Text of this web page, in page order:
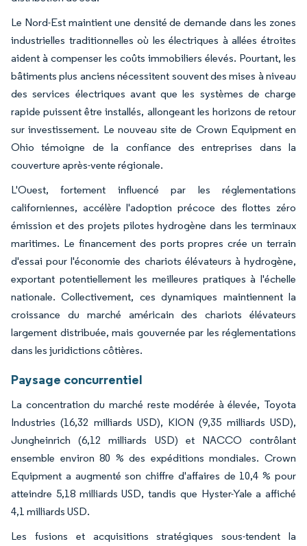
Le Nord-Est maintient une densité de demande dans les zones
industrielles traditionnelles où les électriques à allées étroites
aident à compenser les coûts immobiliers élevés. Pourtant, les
bâtiments plus anciens nécessitent souvent des mises à niveau
des services électriques avant que les systèmes de charge
rapide puissent être installés, allongeant les horizons de retour
sur investissement. Le nouveau site de Crown Equipment en
Ohio témoigne de la confiance des entreprises dans la
couverture après-vente régionale.
L'Ouest, fortement influencé par les réglementations
californiennes, accélère l'adoption précoce des flottes zéro
émission et des projets pilotes hydrogène dans les terminaux
maritimes. Le financement des ports propres crée un terrain
d'essai pour l'économie des chariots élévateurs à hydrogène,
exportant potentiellement les meilleures pratiques à l'échelle
nationale. Collectivement, ces dynamiques maintiennent la
croissance du marché américain des chariots élévateurs
largement distribuée, mais gouvernée par les réglementations
dans les juridictions côtières.
Paysage concurrentiel
La concentration du marché reste modérée à élevée, Toyota
Industries (16,32 milliards USD), KION (9,35 milliards USD),
Jungheinrich (6,12 milliards USD) et NACCO contrôlant
ensemble environ 80 % des expéditions mondiales. Crown
Equipment a augmenté son chiffre d'affaires de 10,4 % pour
atteindre 5,18 milliards USD, tandis que Hyster-Yale a affiché
4,1 milliards USD.
Les fusions et acquisitions stratégiques sous-tendent la